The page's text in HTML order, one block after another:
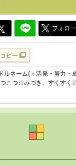
フォロー
コピー